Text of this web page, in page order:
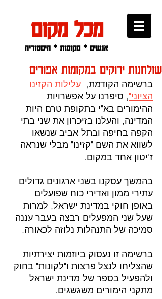
מכל מקום
אנשים * מקומות * היסטוריה
שולחנות ירוקים במקומות אפורים
ברשימה הקודמת, "עלילות הקזינו
הציוני", סיפרנו על אפשרויות
ההימורים בא"י בתקופת טרם היות
המדינה, והעלנו בזיכרון את שני בתי
הקפה בחיפה ובתל אביב שנשאו
לשווא את השם "קזינו" מבלי שנראה
ז'יטון אחד במקום.
בהמשך עסקנו בשני ארגונים גדולים
עתירי ממון ואדירי כוח שפועלים
באופן חוקי במדינת ישראל, למרות
שעל שני המפעלים רבצה בעבר עננה
סמיכה של התנהלות נלוזה לכאורה.
ברשימה זו נעסוק ביוזמות יצירתיות
שהצליחו לנצל פרצות ו"לקונות" בחוק
ולהפעיל בספר של מדינת ישראל
מתקני הימורים משגשגים.